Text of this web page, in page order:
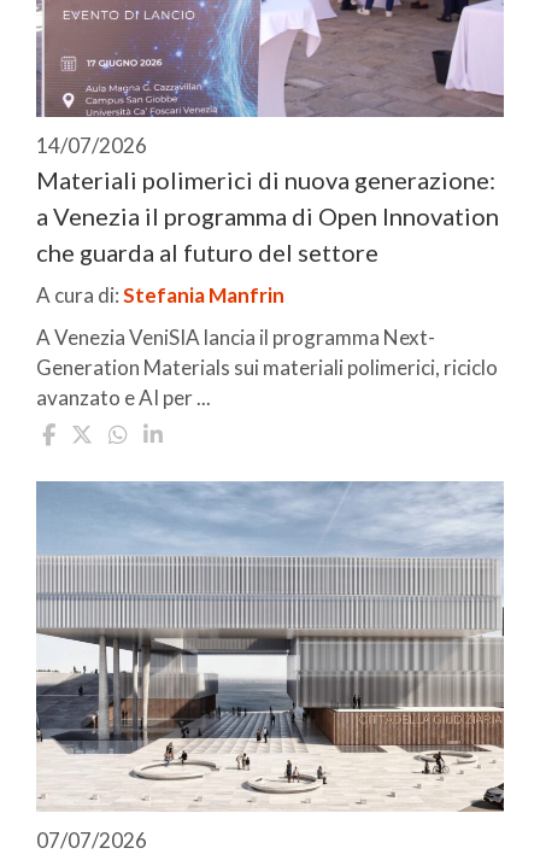
14/07/2026
Materiali polimerici di nuova generazione:
a Venezia il programma di Open Innovation
che guarda al futuro del settore
A cura di:Stefania Manfrin
A Venezia VeniSIA lancia il programma Next-
Generation Materials sui materiali polimerici, riciclo
avanzato e AI per ...
07/07/2026